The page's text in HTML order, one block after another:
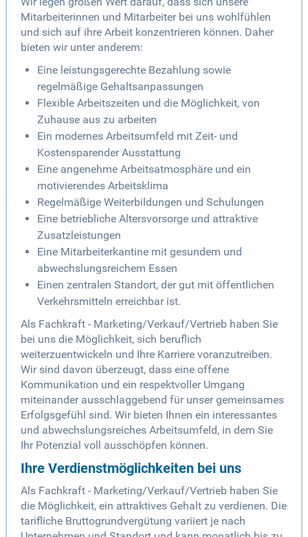
Mitarbeiterinnen und Mitarbeiter bei uns wohlfühlen
und sich auf ihre Arbeit konzentrieren können. Daher
bieten wir unter anderem:
Eine leistungsgerechte Bezahlung sowie
regelmäßige Gehaltsanpassungen
Flexible Arbeitszeiten und die Möglichkeit, von
Zuhause aus zu arbeiten
Ein modernes Arbeitsumfeld mit Zeit- und
Kostensparender Ausstattung
Eine angenehme Arbeitsatmosphäre und ein
motivierendes Arbeitsklima
Regelmäßige Weiterbildungen und Schulungen
Eine betriebliche Altersvorsorge und attraktive
Zusatzleistungen
Eine Mitarbeiterkantine mit gesundem und
abwechslungsreichem Essen
Einen zentralen Standort, der gut mit öffentlichen
Verkehrsmitteln erreichbar ist.
Als Fachkraft - Marketing/Verkauf/Vertrieb haben Sie
bei uns die Möglichkeit, sich beruflich
weiterzuentwickeln und Ihre Karriere voranzutreiben.
Wir sind davon überzeugt, dass eine offene
Kommunikation und ein respektvoller Umgang
miteinander ausschlaggebend für unser gemeinsames
Erfolgsgefühl sind. Wir bieten Ihnen ein interessantes
und abwechslungsreiches Arbeitsumfeld, in dem Sie
Ihr Potenzial voll ausschöpfen können.
Ihre Verdienstmöglichkeiten bei uns
Als Fachkraft - Marketing/Verkauf/Vertrieb haben Sie
die Möglichkeit, ein attraktives Gehalt zu verdienen. Die
tarifliche Bruttogrundvergütung variiert je nach